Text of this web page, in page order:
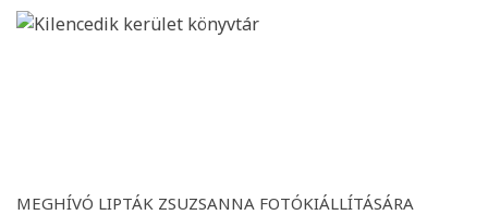
MEGHÍVÓ LIPTÁK ZSUZSANNA FOTÓKIÁLLÍTÁSÁRA